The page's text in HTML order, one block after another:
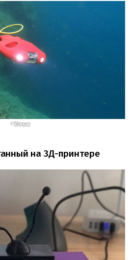
©filippeo
на 3Д-принтере